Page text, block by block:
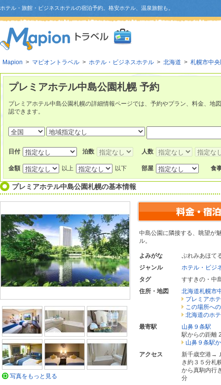
ホテル・旅館・ビジネスホテルの宿泊予約。格安ホテル、温泉旅館も。
Mapion > マピオントラベル > ホテル・ビジネスホテル > 北海道 > 札幌市中
プレミアホテル中島公園札幌 予約
プレミアホテル中島公園札幌の詳細情報ページでは、予約やプラン、料金、地
認できます。
日付 泊数 人数
金額 以上 以下 部屋 食
プレミアホテル中島公園札幌の基本情報
中島公園に隣接する、眺望が
ル。
よみがな
ぷれみあほて
ジャンル
ホテル・ビジ
タグ
すすきの・中
住所・地図
北海道札幌市
プレミアホ
この場所へ
北海道のホ
最寄駅
山鼻９条駅
駅からの距離
山鼻９条駅
アクセス
新千歳空港→
き約３５分札
から真駒内行
分
写真をもっと見る